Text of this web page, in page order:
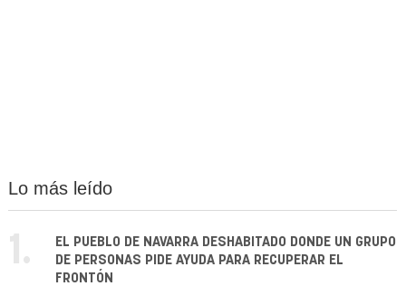
Lo más leído
1.
EL PUEBLO DE NAVARRA DESHABITADO DONDE UN GRUPO
DE PERSONAS PIDE AYUDA PARA RECUPERAR EL
FRONTÓN